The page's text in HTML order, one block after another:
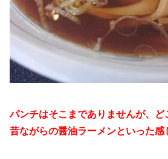
パンチはそこまでありませんが、ど
昔ながらの醤油ラーメンといった感